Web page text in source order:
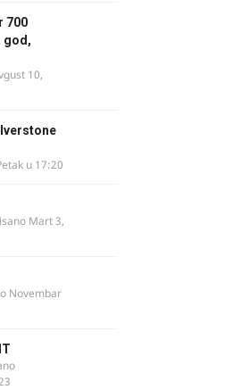
700
god,
10,
u 17:20
Mart 3,
Novembar